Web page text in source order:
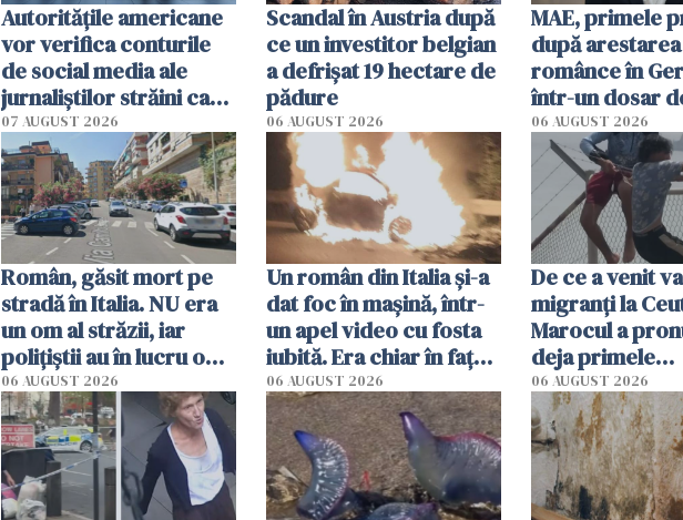
Autorităţile americane
vor verifica conturile
de social media ale
jurnaliştilor străini care
aplică pentru viză
07 AUGUST 2026
Scandal în Austria după
ce un investitor belgian
a defrișat 19 hectare de
pădure
06 AUGUST 2026
MAE, primele
după
românce în
într-un dosar
în favoarea
06 AUGUST 2026
Român, găsit mort pe
stradă în Italia. NU era
un om al străzii, iar
polițiștii au în lucru o
singură variantă
06 AUGUST 2026
Un român din Italia și-a
dat foc în mașină, într-
un apel video cu fosta
iubită. Era chiar în fața
locuinței iubitei din
Milano
06 AUGUST 2026
De ce a venit
migranți la
Marocul a
deja primele
condamnări
06 AUGUST 2026